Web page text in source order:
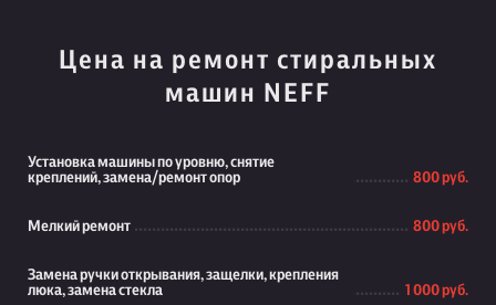
Цена на ремонт стиральных
машин NEFF
Установка машины по уровню, снятие
креплений, замена/ремонт опор
800 руб.
Мелкий ремонт 800 руб.
Замена ручки открывания, защелки, крепления
люка, замена стекла
1 000 руб.